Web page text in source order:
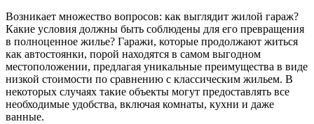
Возникает множество вопросов: как выглядит жилой гараж?
Какие условия должны быть соблюдены для его превращения
в полноценное жилье? Гаражи, которые продолжают житься
как автостоянки, порой находятся в самом выгодном
местоположении, предлагая уникальные преимущества в виде
низкой стоимости по сравнению с классическим жильем. В
некоторых случаях такие объекты могут предоставлять все
необходимые удобства, включая комнаты, кухни и даже
ванные.